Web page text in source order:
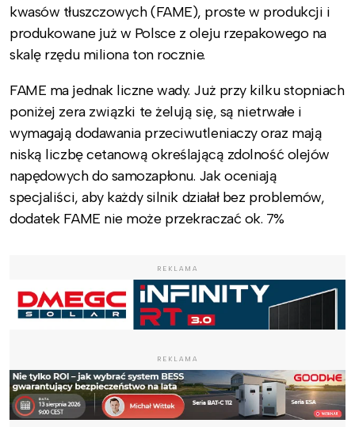
kwasów tłuszczowych (FAME), proste w produkcji i
produkowane już w Polsce z oleju rzepakowego na
skalę rzędu miliona ton rocznie.
FAME ma jednak liczne wady. Już przy kilku stopniach
poniżej zera związki te żelują się, są nietrwałe i
wymagają dodawania przeciwutleniaczy oraz mają
niską liczbę cetanową określającą zdolność olejów
napędowych do samozapłonu. Jak oceniają
specjaliści, aby każdy silnik działał bez problemów,
dodatek FAME nie może przekraczać ok. 7%
REKLAMA
REKLAMA